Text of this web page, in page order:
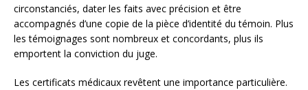
circonstanciés, dater les faits avec précision et être
accompagnés d’une copie de la pièce d’identité du témoin. Plus
les témoignages sont nombreux et concordants, plus ils
emportent la conviction du juge.
Les certificats médicaux revêtent une importance particulière.